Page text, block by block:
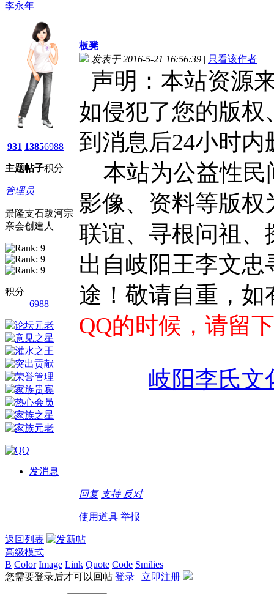
李永年
931
主题
1385
帖子
6988
积分
管理员
景隆支石跋河宗
亲会创建人
积分
6988
发消息
板凳
发表于 2016-5-21 16:56:39 | 只看该作者
声明：本站资源
如侵犯了您的版
到消息后24小时内
本站为公益性民
影像、资料等版
联谊、寻根问祖、
出自岐阳王李文
途！敬请自重，
QQ的时候，请留
岐阳李氏文
回复 支持 反对
使用道具 举报
返回列表
高级模式
B Color Image Link Quote Code Smilies
您需要登录后才可以回帖 登录 | 立即注册